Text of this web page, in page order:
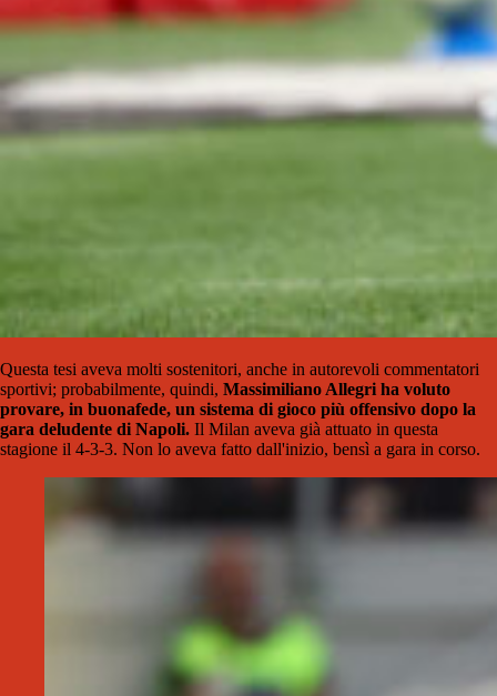
Questa tesi aveva molti sostenitori, anche in autorevoli commentatori
sportivi; probabilmente, quindi, Massimiliano Allegri ha voluto
provare, in buonafede, un sistema di gioco più offensivo dopo la
gara deludente di Napoli. Il Milan aveva già attuato in questa
stagione il 4-3-3. Non lo aveva fatto dall'inizio, bensì a gara in corso.